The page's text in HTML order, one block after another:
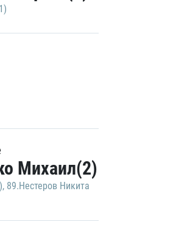
Михаил(2)
, 89.Нестеров Никита